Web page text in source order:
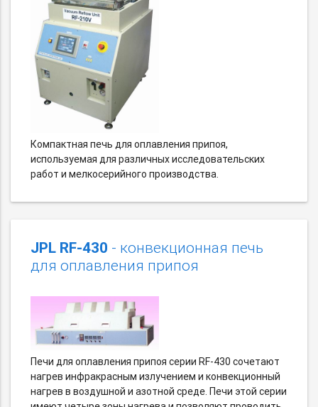
Компактная печь для оплавления припоя,
используемая для различных исследовательских
работ и мелкосерийного производства.
JPL RF-430 - конвекционная печь
для оплавления припоя
Печи для оплавления припоя серии RF-430 сочетают
нагрев инфракрасным излучением и конвекционный
нагрев в воздушной и азотной среде. Печи этой серии